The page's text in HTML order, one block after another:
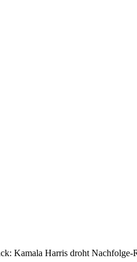
Kamala Harris droht Nachfolge-